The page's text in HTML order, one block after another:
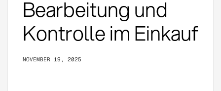
Bearbeitung und
Kontrolle im Einkauf
NOVEMBER 19, 2025